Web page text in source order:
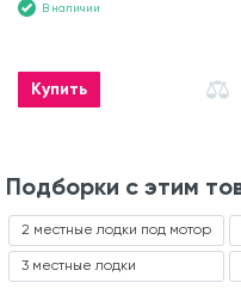
В наличии
Купить
Подборки с этим
2 местные лодки под мотор
3 местные лодки